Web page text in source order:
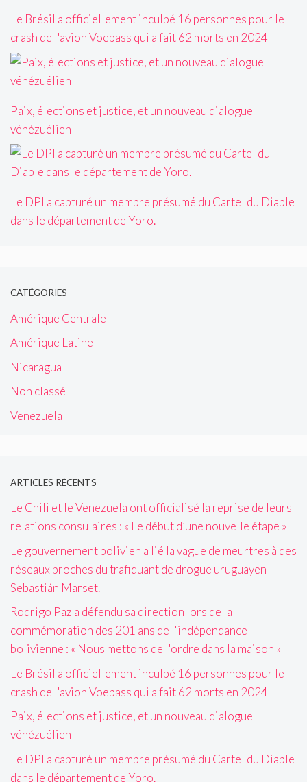
Le Brésil a officiellement inculpé 16 personnes pour le
crash de l'avion Voepass qui a fait 62 morts en 2024
Paix, élections et justice, et un nouveau dialogue
vénézuélien
Le DPI a capturé un membre présumé du Cartel du Diable
dans le département de Yoro.
CATÉGORIES
Amérique Centrale
Amérique Latine
Nicaragua
Non classé
Venezuela
ARTICLES RÉCENTS
Le Chili et le Venezuela ont officialisé la reprise de leurs
relations consulaires : « Le début d’une nouvelle étape »
Le gouvernement bolivien a lié la vague de meurtres à des
réseaux proches du trafiquant de drogue uruguayen
Sebastián Marset.
Rodrigo Paz a défendu sa direction lors de la
commémoration des 201 ans de l'indépendance
bolivienne : « Nous mettons de l'ordre dans la maison »
Le Brésil a officiellement inculpé 16 personnes pour le
crash de l'avion Voepass qui a fait 62 morts en 2024
Paix, élections et justice, et un nouveau dialogue
vénézuélien
Le DPI a capturé un membre présumé du Cartel du Diable
dans le département de Yoro.